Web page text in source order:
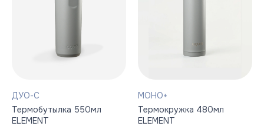
ДУО-С
Термобутылка 550мл
ELEMENT
МОНО+
Термокружка 480мл
ELEMENT